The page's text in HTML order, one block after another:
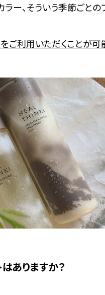
ー、そういう季節ごと
利用いただくことが可能
ありますか？